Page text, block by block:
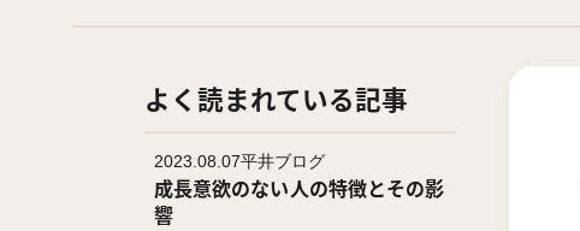
よく読まれている記事
2023.08.07平井ブログ
成長意欲のない人の特徴とその影
響